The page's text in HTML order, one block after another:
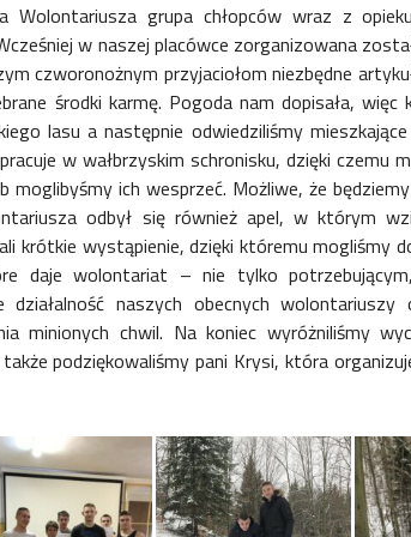
grupa chłopców wraz z
w naszej placówce zorganizowana
czworonożnym przyjaciołom niezbędne
środki karmę. Pogoda nam dopisała, więc
lasu a następnie odwiedziliśmy
w wałbrzyskim schronisku, dzięki czemu
ich wesprzeć. Możliwe, że
odbył się również apel, w którym
krótkie wystąpienie, dzięki któremu mogliśmy
daje wolontariat – nie tylko
działalność naszych obecnych
minionych chwil. Na koniec wyróżniliśmy
podziękowaliśmy pani Krysi, która